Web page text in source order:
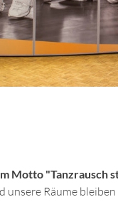
Motto "Tanzrausch
unsere Räume